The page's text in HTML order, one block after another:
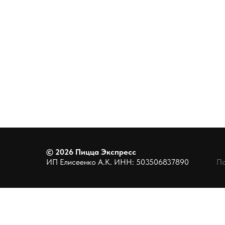
© 2026 Пицца Экспресс
ИП Елисеенко А.К. ИНН: 503506837890